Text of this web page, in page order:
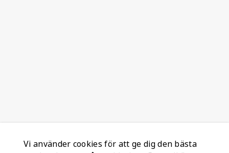
Vi använder cookies för att ge dig den bästa